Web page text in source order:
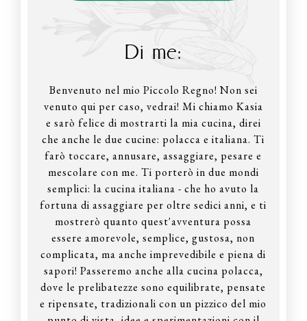
Di me:
Benvenuto nel mio Piccolo Regno! Non sei
venuto qui per caso, vedrai! Mi chiamo Kasia
e sarò felice di mostrarti la mia cucina, direi
che anche le due cucine: polacca e italiana. Ti
farò toccare, annusare, assaggiare, pesare e
mescolare con me. Ti porterò in due mondi
semplici: la cucina italiana - che ho avuto la
fortuna di assaggiare per oltre sedici anni, e ti
mostrerò quanto quest'avventura possa
essere amorevole, semplice, gustosa, non
complicata, ma anche imprevedibile e piena di
sapori! Passeremo anche alla cucina polacca,
dove le prelibatezze sono equilibrate, pensate
e ripensate, tradizionali con un pizzico del mio